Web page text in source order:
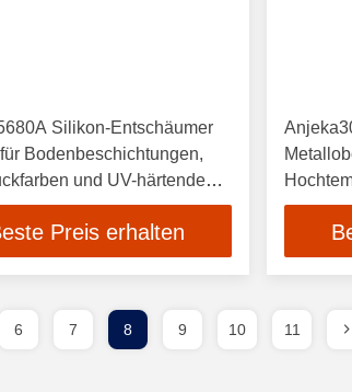
Silikon-Entschäumer
Bodenbeschichtungen,
und UV-härtende
Preis erhalten
ADP
6 7 8 9 10 11